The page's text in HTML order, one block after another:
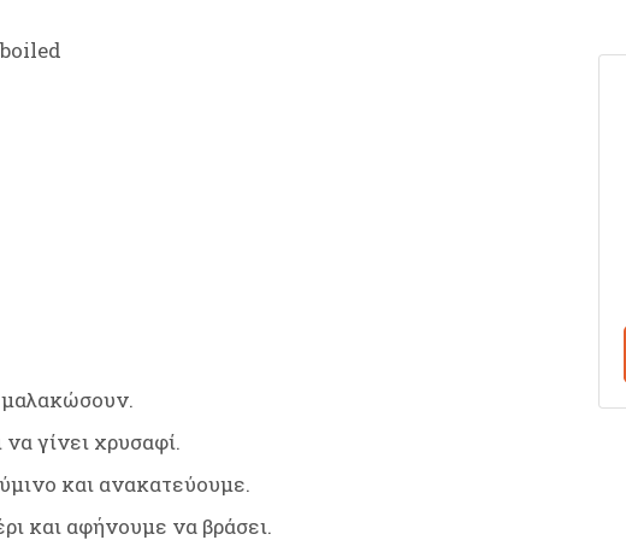
μαλακώσουν.
γίνει χρυσαφί.
και ανακατεύουμε.
και αφήνουμε να βράσει.